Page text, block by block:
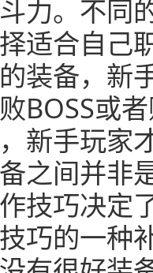
力。不同
适合自己
装备，新
BOSS或
新手玩家
之间并非
技巧决定
巧的一种